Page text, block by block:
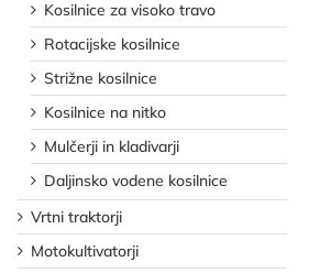
Kosilnice za visoko travo
Rotacijske kosilnice
Strižne kosilnice
Kosilnice na nitko
Mulčerji in kladivarji
Daljinsko vodene kosilnice
Vrtni traktorji
Motokultivatorji